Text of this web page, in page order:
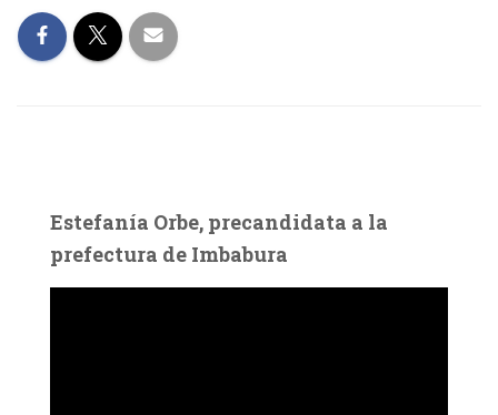
Estefanía Orbe, precandidata a la
prefectura de Imbabura